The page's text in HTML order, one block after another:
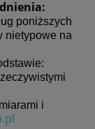
poniższych
nietypowe na
i